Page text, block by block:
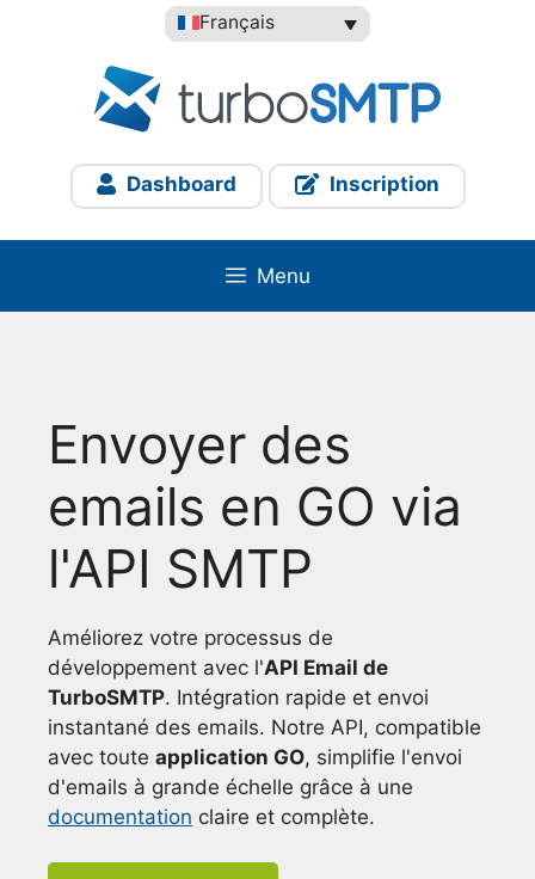
Français
Dashboard Inscription
Menu
Envoyer des
emails en GO via
l'API SMTP
Améliorez votre processus de
développement avec l'API Email de
TurboSMTP. Intégration rapide et envoi
instantané des emails. Notre API, compatible
avec toute application GO, simplifie l'envoi
d'emails à grande échelle grâce à une
documentation claire et complète.